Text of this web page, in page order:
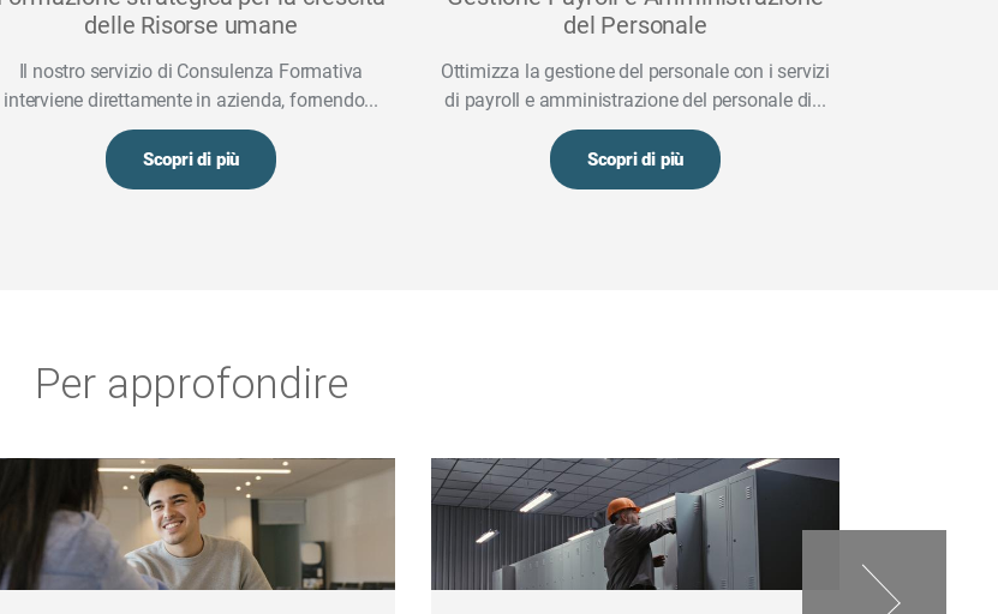
delle Risorse umane
Il nostro servizio di Consulenza Formativa
interviene direttamente in azienda, fornendo...
Scopri di più
del Personale
Ottimizza la gestione del personale con i servizi
di payroll e amministrazione del personale di...
Scopri di più
Per approfondire